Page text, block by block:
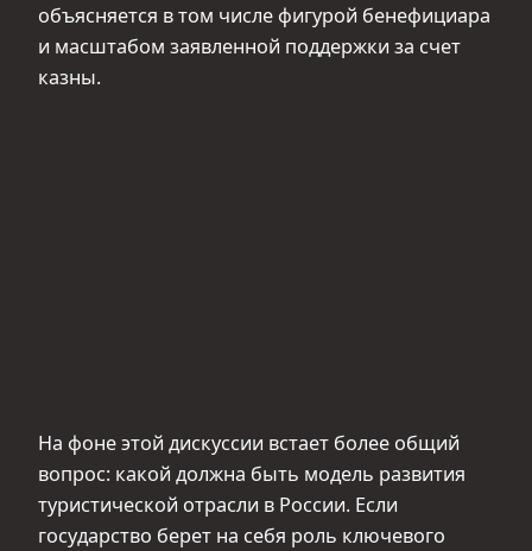
объясняется в том числе фигурой бенефициара
и масштабом заявленной поддержки за счет
казны.
На фоне этой дискуссии встает более общий
вопрос: какой должна быть модель развития
туристической отрасли в России. Если
государство берет на себя роль ключевого